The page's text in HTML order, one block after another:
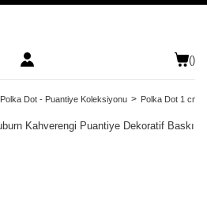
()
Polka Dot - Puantiye Koleksiyonu Polka Dot 1 cm